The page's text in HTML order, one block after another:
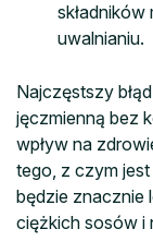
uwalnianiu.
Najczęstszy
jęczmienną bez
wpływ na
tego, z czym jest
będzie znacznie
ciężkich sosów i